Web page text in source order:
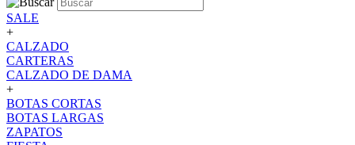
SALE
+
CALZADO
CARTERAS
CALZADO DE DAMA
+
BOTAS CORTAS
BOTAS LARGAS
ZAPATOS